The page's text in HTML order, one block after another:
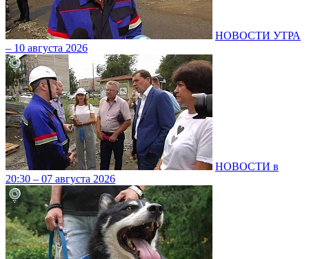
НОВОСТИ УТРА
– 10 августа 2026
НОВОСТИ в
20:30 – 07 августа 2026